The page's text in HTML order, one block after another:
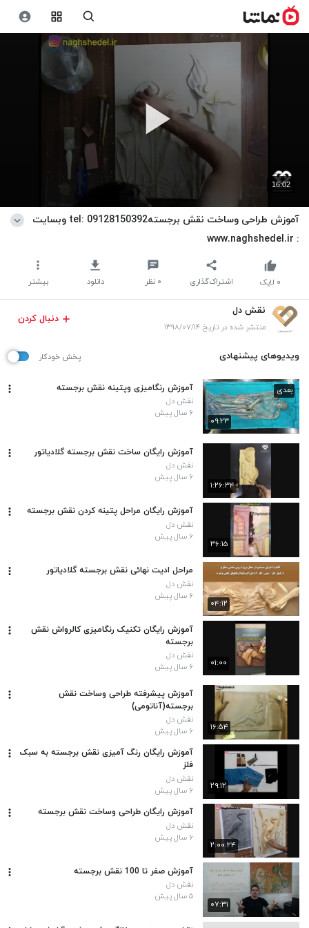
16:02
آموزش طراحی وساخت نقش برجستهtel: 09128150392 وبسایت
: www.naghshedel.ir
اشتراک‌گذاری ۰ نظر دانلود بیشتر ۰ لایک
نقش دل
منتشر شده در تاریخ ۱۳۹۸/۰۷/۱۴
دنبال کردن
ویدیوهای پیشنهادی پخش خودکار
۰۹:۲۳
بعدی آموزش رنگامیزی وپتینه نقش برجسته
نقش دل
۶ سال پیش
۱:۲۶:۳۴
آموزش رایگان ساخت نقش برجسته گلادیاتور
نقش دل
۶ سال پیش
۳۶:۱۵
آموزش رایگان مراحل پتینه کردن نقش برجسته
نقش دل
۶ سال پیش
۰۴:۱۲
مراحل ادیت نهائی نقش برجسته گلادیاتور
نقش دل
۶ سال پیش
۰۱:۰۰
آموزش رایگان تکنیک رنگامیزی کالرواش نقش
برجسته
نقش دل
۶ سال پیش
۱۶:۵۴
آموزش پیشرفته طراحی وساخت نقش
برجسته(آناتومی)
نقش دل
۶ سال پیش
۲۹:۱۲
آموزش رایگان رنگ آمیزی نقش برجسته به سبک
فلز
نقش دل
۶ سال پیش
۲:۰۰:۲۴
آموزش رایگان طراحی وساخت نقش برجسته
نقش دل
۶ سال پیش
۰۷:۳۱
آموزش صفر تا 100 نقش برجسته
نقش دل
۵ سال پیش